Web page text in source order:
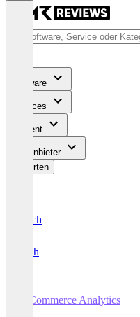
Software
Services
Content
Für Anbieter
Bewerten
Deutsch
English
E-Commerce Analytics